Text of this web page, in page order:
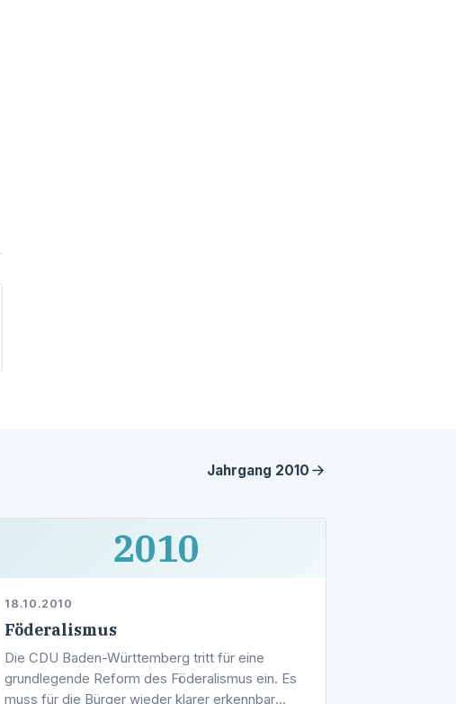
Jahrgang 2010
2010
18.10.2010
Föderalismus
Die CDU Baden-Württemberg tritt für eine
grundlegende Reform des Föderalismus ein. Es
muss für die Bürger wieder klarer erkennbar